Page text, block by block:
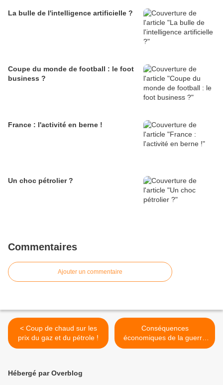
La bulle de l'intelligence artificielle ?
Coupe du monde de football : le foot
business ?
France : l'activité en berne !
Un choc pétrolier ?
Commentaires
Ajouter un commentaire
< Coup de chaud sur les
prix du gaz et du pétrole !
Conséquences
économiques de la guerre
en Ukraine : mon interview
Hébergé par Overblog